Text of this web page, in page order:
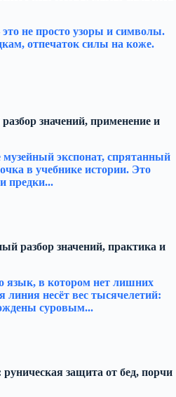
не просто узоры и символы.
отпечаток силы на коже.
значений, применение и
экспонат, спрятанный
в учебнике истории. Это
предки...
разбор значений, практика и
язык, в котором нет лишних
несёт вес тысячелетий:
суровым...
защита от бед, порчи